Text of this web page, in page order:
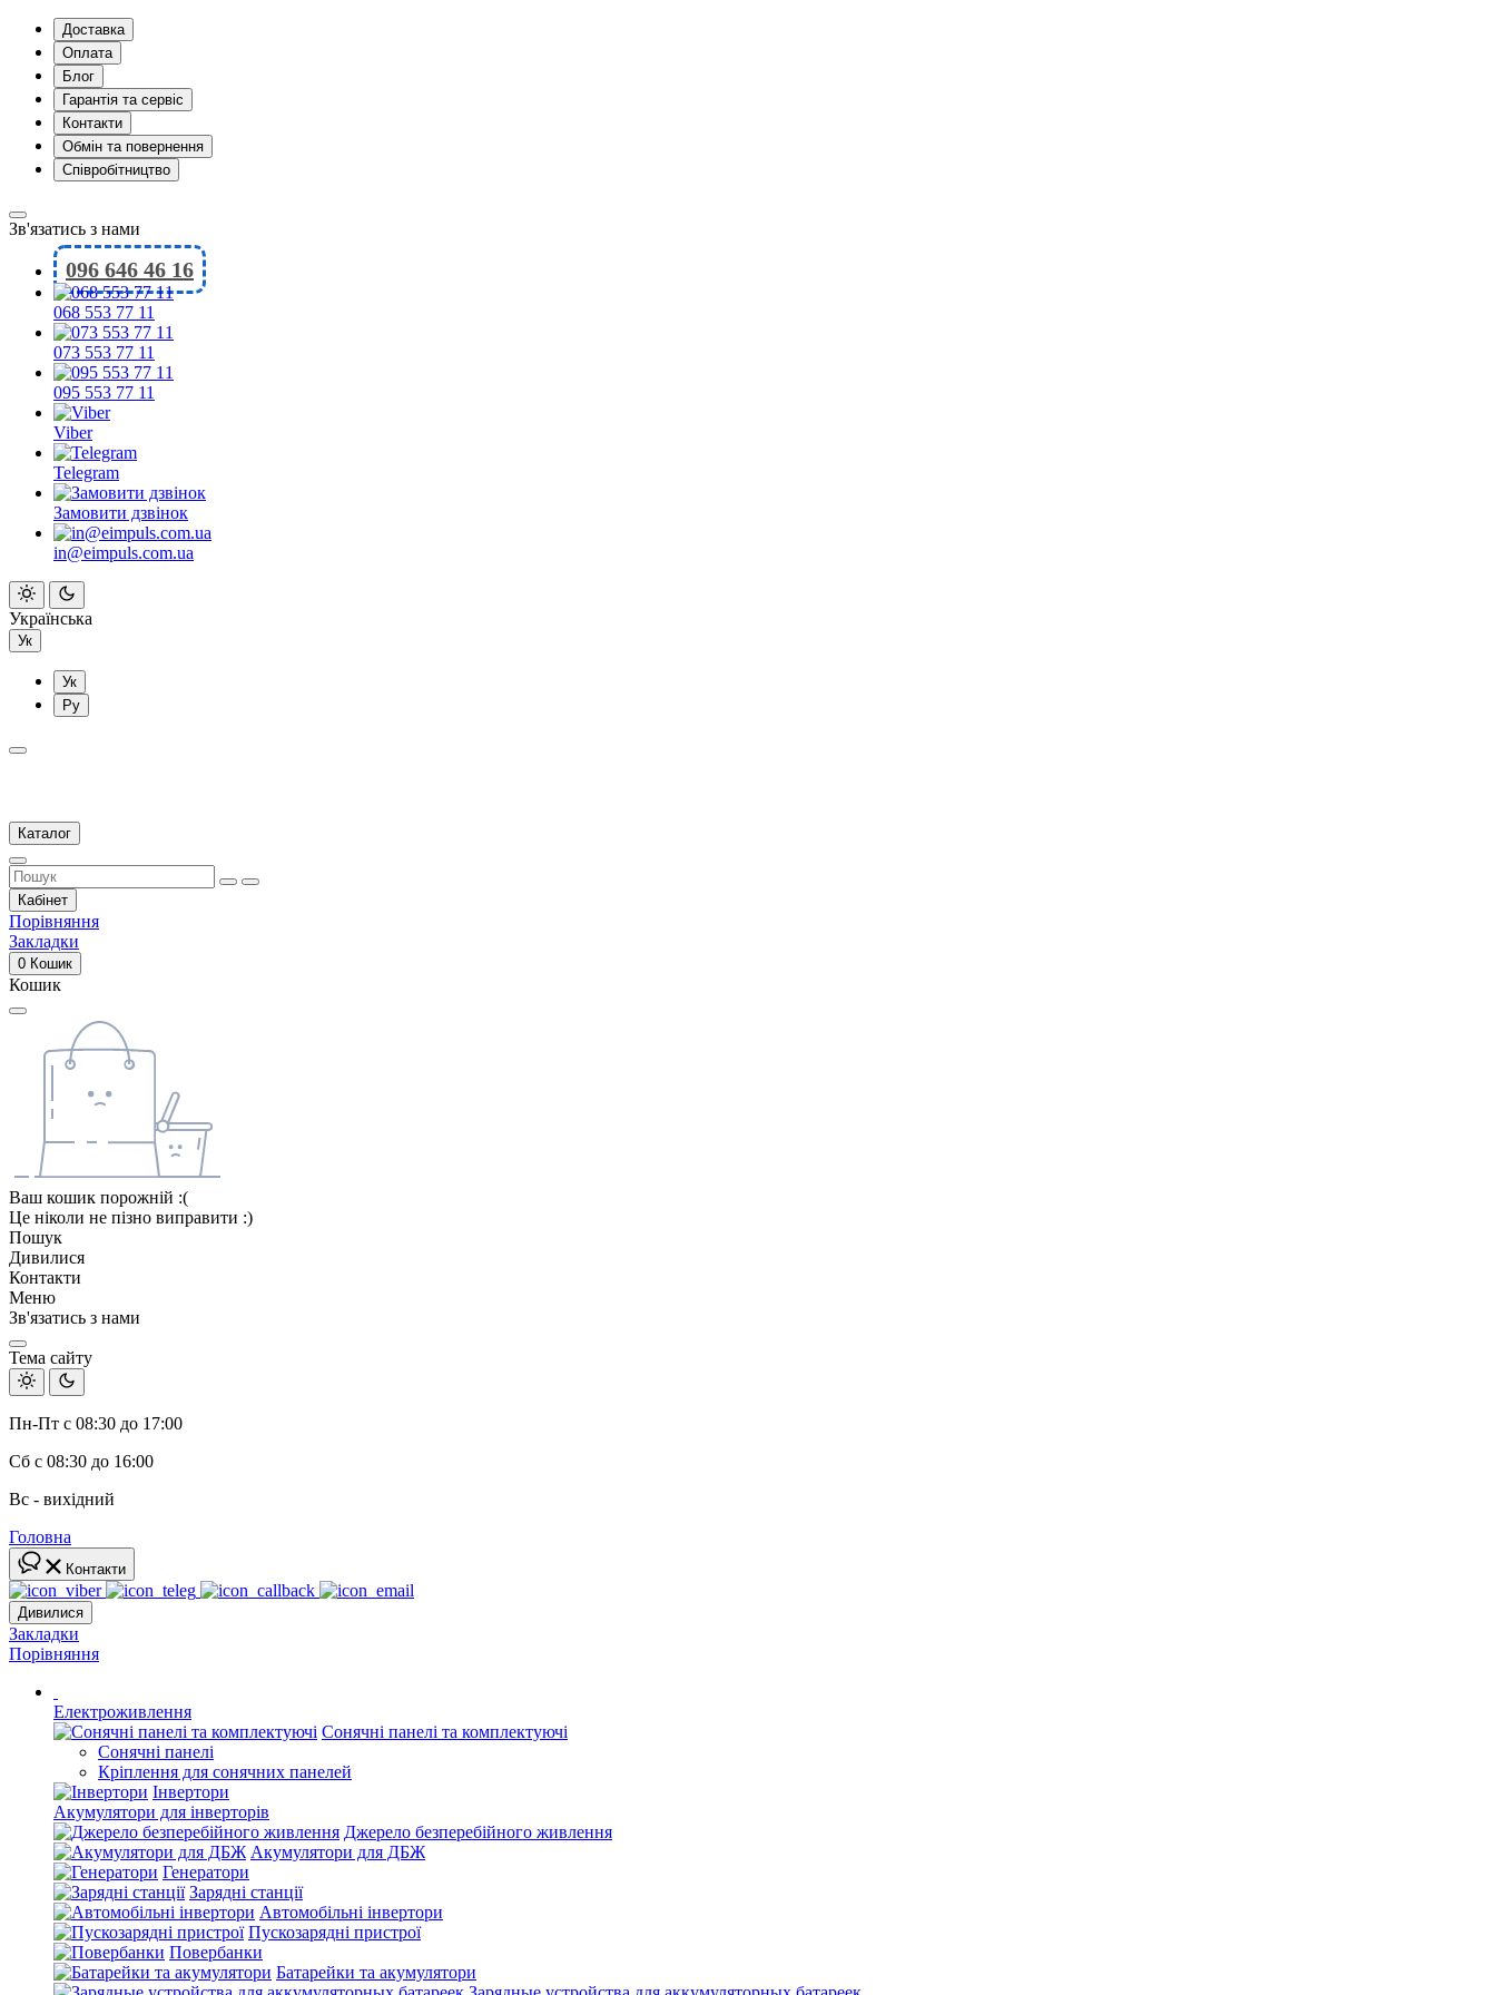
Доставка
Оплата
Блог
Гарантія та сервіс
Контакти
Обмін та повернення
Співробітництво
Зв'язатись з нами
096 646 46 16
068 553 77 11
073 553 77 11
095 553 77 11
Viber
Telegram
Замовити дзвінок
in@eimpuls.com.ua
Українська
Ук
Ук
Ру
Каталог
Кабінет
Порівняння
Закладки
0 Кошик
Кошик
Ваш кошик порожній :(
Це ніколи не пізно виправити :)
Пошук
Дивилися
Контакти
Меню
Зв'язатись з нами
Тема сайту
Пн-Пт с 08:30 до 17:00
Сб с 08:30 до 16:00
Вс - вихідний
Головна
Контакти
Дивилися
Закладки
Порівняння
Електроживлення
Сонячні панелі та комплектуючі
Сонячні панелі
Кріплення для сонячних панелей
Інвертори
Акумулятори для інверторів
Джерело безперебійного живлення
Акумулятори для ДБЖ
Генератори
Зарядні станції
Автомобільні інвертори
Пускозарядні пристрої
Повербанки
Батарейки та акумулятори